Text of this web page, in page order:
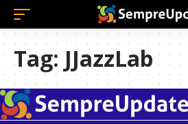
Tag: JJazzLab